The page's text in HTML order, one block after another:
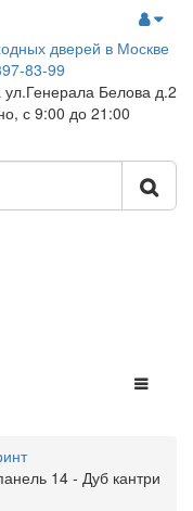
83-99
ул.Генерала Белова д.2
с 9:00 до 21:00
14 - Дуб кантри